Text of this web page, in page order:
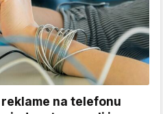
na telefonu